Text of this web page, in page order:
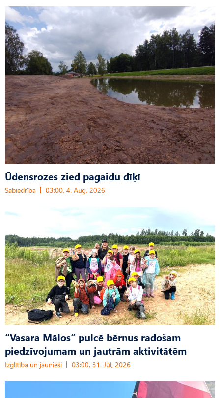
Ūdensrozes zied pagaidu dīķī
Sabiedrība 03:00, 4. Aug, 2026
“Vasara Mālos” pulcē bērnus radošam
piedzīvojumam un jautrām aktivitātēm
Izglītība un jaunieši 03:00, 31. Jūl, 2026